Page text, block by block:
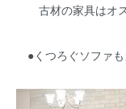
古材の家具はオ
●くつろぐソファ